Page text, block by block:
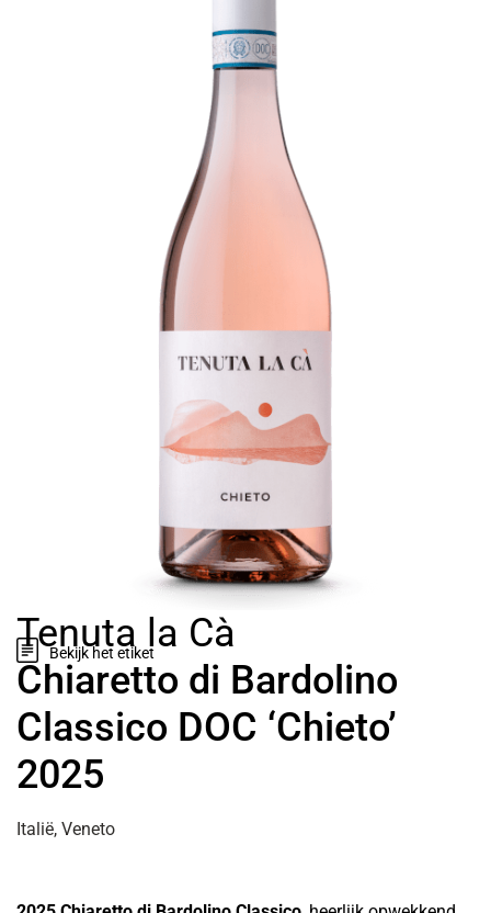
Bekijk het etiket
Tenuta la Cà
Chiaretto di Bardolino
Classico DOC ‘Chieto’
2025
Italië, Veneto